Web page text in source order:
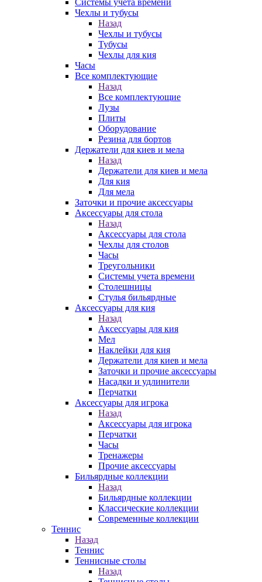
Системы учета времени
Чехлы и тубусы
Назад
Чехлы и тубусы
Тубусы
Чехлы для кия
Часы
Все комплектующие
Назад
Все комплектующие
Лузы
Плиты
Оборудование
Резина для бортов
Держатели для киев и мела
Назад
Держатели для киев и мела
Для кия
Для мела
Заточки и прочие аксессуары
Аксессуары для стола
Назад
Аксессуары для стола
Чехлы для столов
Часы
Треугольники
Системы учета времени
Столешницы
Стулья бильярдные
Аксессуары для кия
Назад
Аксессуары для кия
Мел
Наклейки для кия
Держатели для киев и мела
Заточки и прочие аксессуары
Насадки и удлинители
Перчатки
Аксессуары для игрока
Назад
Аксессуары для игрока
Перчатки
Часы
Тренажеры
Прочие аксессуары
Бильярдные коллекции
Назад
Бильярдные коллекции
Классические коллекции
Современные коллекции
Теннис
Назад
Теннис
Теннисные столы
Назад